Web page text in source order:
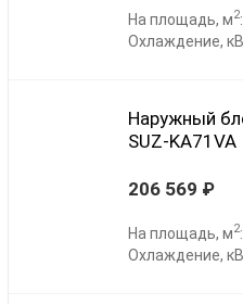
На площадь, м2
Охлаждение,
Наружный
SUZ-KA71VA
206 569
На площадь, м2:
Охлаждение,